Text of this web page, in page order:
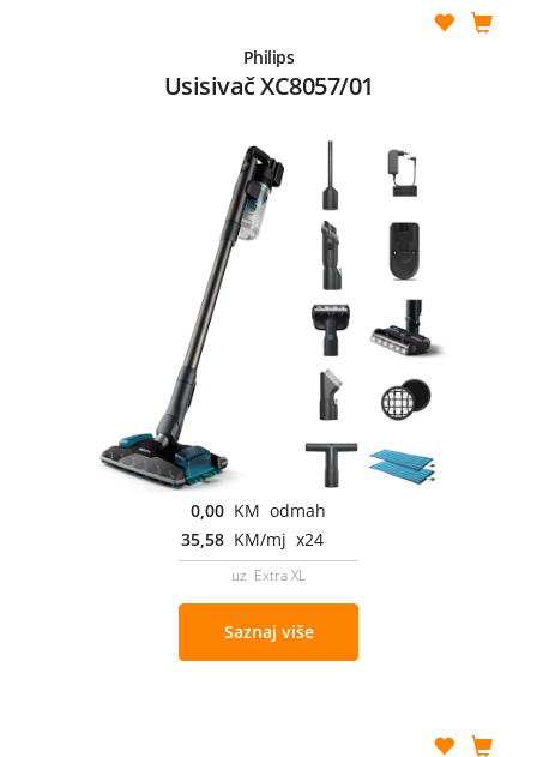
Philips
Usisivač XC8057/01
0,00 KM odmah
35,58 KM/mj x24
uz Extra XL
Saznaj više